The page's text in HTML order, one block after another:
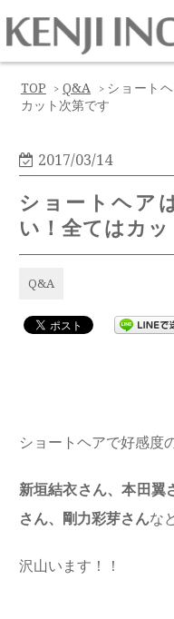
TOP >Q&A > ショート
カット次第です
2017/03/14
ショートヘア
い！全てはカ
Q&A
ショートヘアで好感度
新垣結衣さん、本田翼
さん、剛力彩芽さんな
沢山います！！